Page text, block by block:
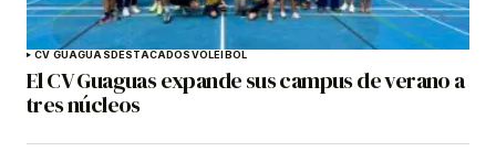
CV GUAGUASDESTACADOSVOLEIBOL
El CV Guaguas expande sus campus de verano a
tres núcleos